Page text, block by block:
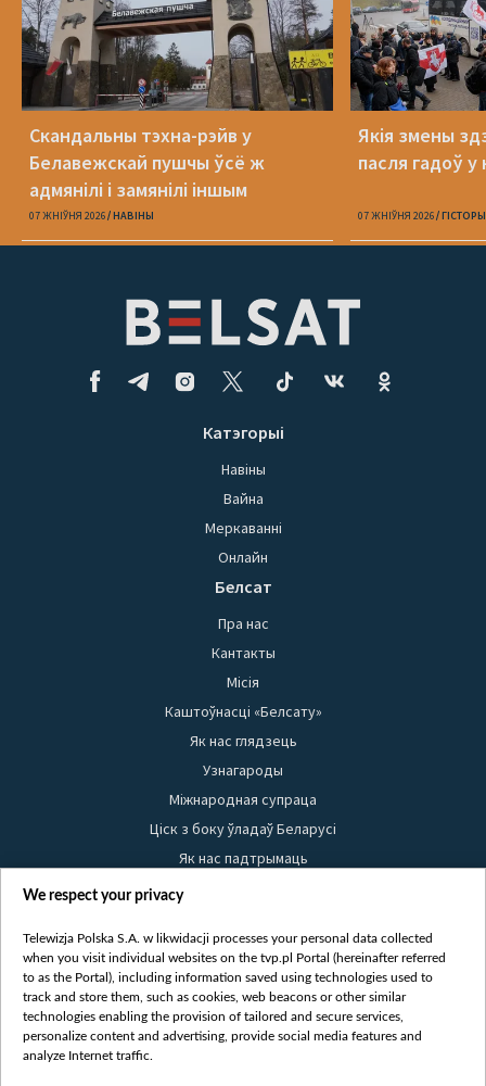
Скандальны тэхна-рэйв у
Белавежскай пушчы ўсё ж
адмянілі і замянілі іншым
07 ЖНІЎНЯ 2026 НАВІНЫ
Якія змены
пасля гадоў у
07 ЖНІЎНЯ 2026
Катэгорыі
Навіны
Вайна
Меркаванні
Онлайн
Белсат
Пра нас
Кантакты
Місія
Каштоўнасці «Белсату»
Як нас глядзець
Узнагароды
Міжнародная супраца
Ціск з боку ўладаў Беларусі
Як нас падтрымаць
Правілы выкарыстання матэрыялаў
Бяспека
Youtube
Белсат news
Белсат Shorts
We respect your privacy
Telewizja Polska S.A. w likwidacji processes your personal data collected
when you visit individual websites on the tvp.pl Portal (hereinafter referred
to as the Portal), including information saved using technologies used to
track and store them, such as cookies, web beacons or other similar
technologies enabling the provision of tailored and secure services,
personalize content and advertising, provide social media features and
analyze Internet traffic.